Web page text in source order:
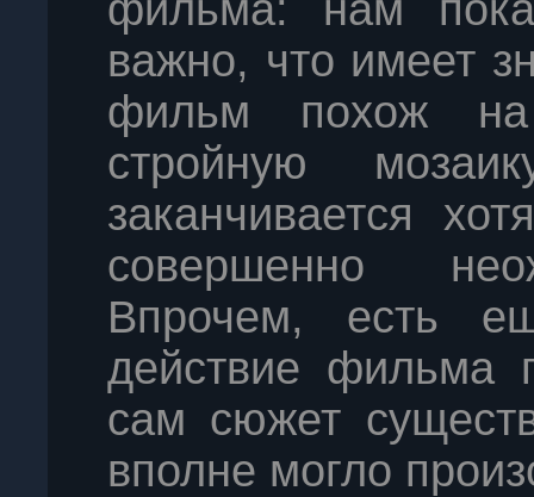
важно, что имеет
фильм похож на
стройную
заканчивается
совершенно
Впрочем, есть
действие фильма
сам сюжет
вполне могло